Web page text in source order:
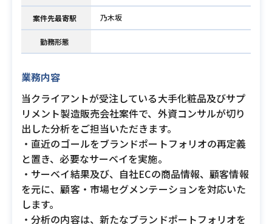
案件先最寄駅 乃木坂
勤務形態
業務内容
当クライアントが受注している大手化粧品及びサプ
リメント製造販売会社案件で、外資コンサルが切り
出した分析をご担当いただきます。
・直近のゴールをブランドポートフォリオの再定義
と置き、必要なサーベイを実施。
・サーベイ結果及び、自社ECの商品情報、顧客情報
を元に、顧客・市場セグメンテーションを対応いた
します。
・分析の内容は、新たなブランドポートフォリオを